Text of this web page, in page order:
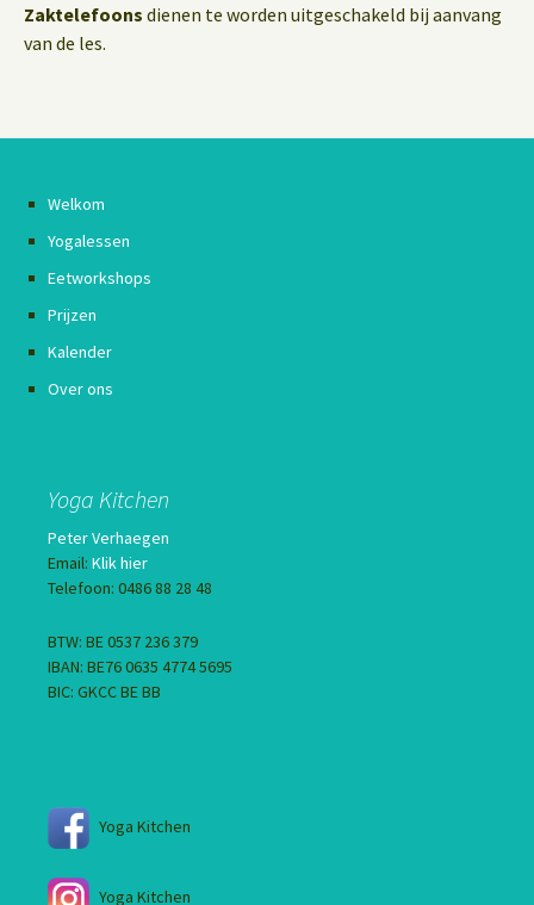
Zaktelefoons dienen te worden uitgeschakeld bij aanvang
van de les.
Welkom
Yogalessen
Eetworkshops
Prijzen
Kalender
Over ons
Yoga Kitchen
Peter Verhaegen
Email: Klik hier
Telefoon: 0486 88 28 48
BTW: BE 0537 236 379
IBAN: BE76 0635 4774 5695
BIC: GKCC BE BB
Yoga Kitchen
Yoga Kitchen